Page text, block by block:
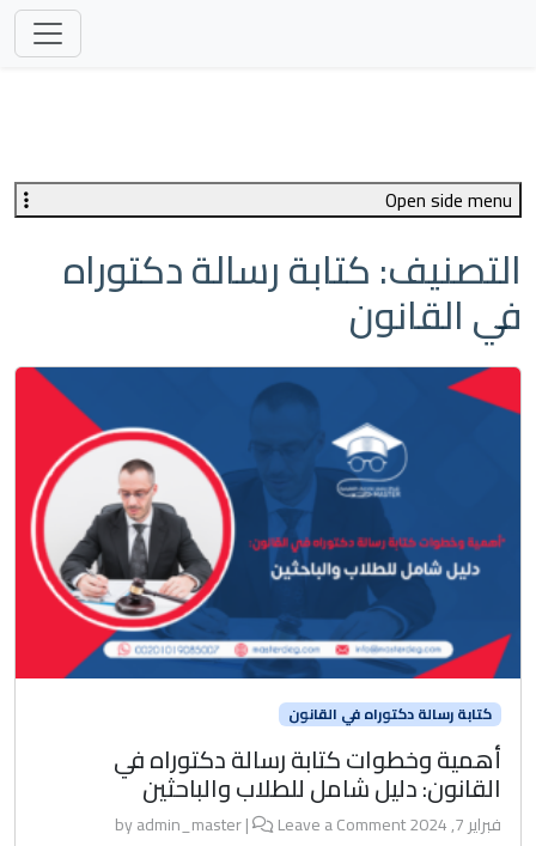
التصنيف:كتابة رسالة دكتوراه
في القانون
كتابة رسالة دكتوراه في القانون
أهمية وخطوات كتابة رسالة دكتوراه في
القانون: دليل شامل للطلاب والباحثين
فبراير 7, 2024 admin_master|
Leave a Comment
Open side menu